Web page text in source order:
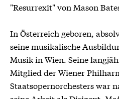
"Resurrexit" von Mason
In Österreich geboren,
seine musikalische
Musik in Wien. Seine
Mitglied der Wiener
Staatsopernorchesters war